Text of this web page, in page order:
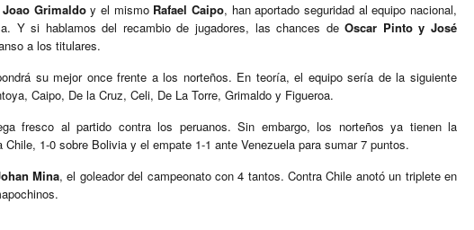
Joao Grimaldoy el mismo Rafael Caipo, han aportado seguridad al equipo nacional,
Y si hablamos del recambio de jugadores, las chances deOscar Pinto y José
a los titulares.
su mejor once frente a los norteños. En teoría, el equipo sería de la siguiente
Caipo, De la Cruz, Celi, De La Torre, Grimaldo y Figueroa.
fresco al partido contra los peruanos. Sin embargo, los norteños ya tienen la
1-0 sobre Bolivia y el empate 1-1 ante Venezuela para sumar 7 puntos.
Mina, el goleador del campeonato con 4 tantos. Contra Chile anotó un triplete en